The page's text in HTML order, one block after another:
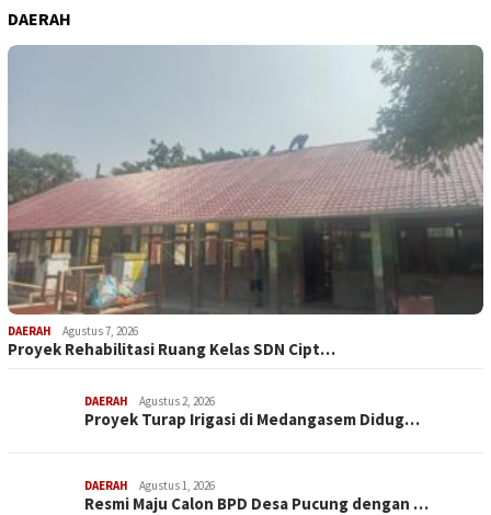
DAERAH
DAERAH Agustus 7, 2026
Proyek Rehabilitasi Ruang Kelas SDN Cipt…
DAERAH Agustus 2, 2026
Proyek Turap Irigasi di Medangasem Didug…
DAERAH Agustus 1, 2026
Resmi Maju Calon BPD Desa Pucung dengan …